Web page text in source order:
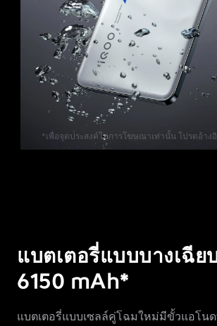
*เพื่อจุดประสงค์ในการโฆษณาเท่านั้น โปรดอ้า
แบตเตอรี่แบบบางเฉีย
6150 mAh*
แบตเตอรี่แบบเซลล์คู่โฉมใหม่มีขั้วแอโน